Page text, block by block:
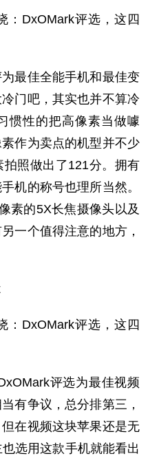
最佳全能手机和最佳变
门吧，其实也并不算冷
惯性的把高像素当做噱
作为卖点的机型并不少
照做出了121分。拥有
机的称号也理所当然。
素的5X长焦摄像头以及
一个值得注意的地方，
评选为最佳视频
有争议，总分排第三，
在视频这块苹果还是无
选用这款手机就能看出